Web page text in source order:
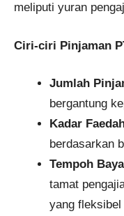
meliputi yuran
Ciri-ciri Pinjaman
Jumlah
bergantung
Kadar
berdasarkan
Tempoh
tamat
yang fleksibel